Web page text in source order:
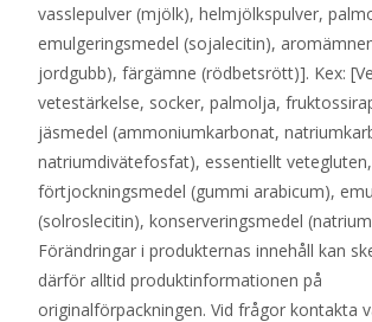
vasslepulver (mjölk), helmjölkspulver,
emulgeringsmedel (sojalecitin),
jordgubb), färgämne (rödbetsrött)]. Kex:
vetestärkelse, socker, palmolja,
jäsmedel (ammoniumkarbonat,
natriumdivätefosfat), essentiellt vetegluten,
förtjockningsmedel (gummi arabicum),
(solroslecitin), konserveringsmedel
Förändringar i produkternas innehåll kan
därför alltid produktinformationen på
originalförpackningen. Vid frågor kontakta